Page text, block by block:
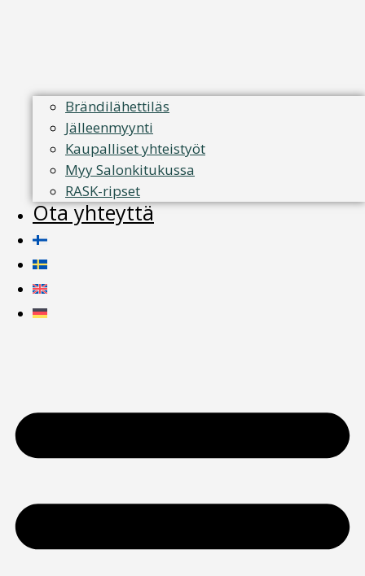
Brändilähettiläs
Jälleenmyynti
Kaupalliset yhteistyöt
Myy Salonkitukussa
RASK-ripset
Ota yhteyttä